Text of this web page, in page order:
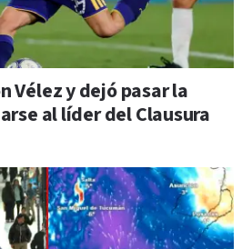
Vélez y dejó pasar la
al líder del Clausura